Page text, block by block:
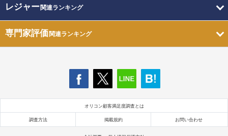
レジャー関連ランキング
専門家評価関連ランキング
オリコン顧客満足度調査とは
調査方法 掲載規約 お問い合わせ